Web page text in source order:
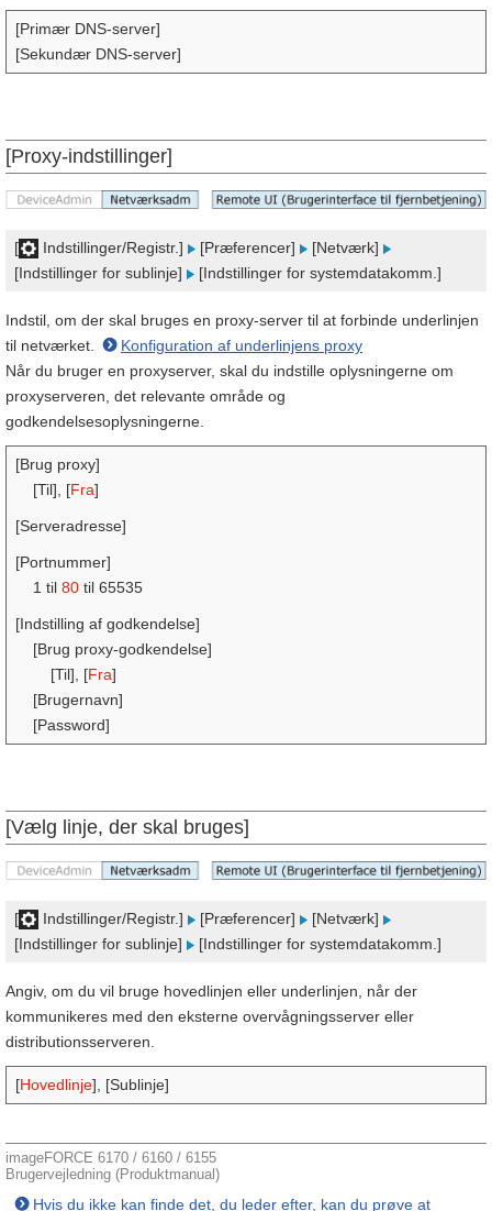
[Primær DNS-server]
[Sekundær DNS-server]
[Proxy-indstillinger]
[ Indstillinger/Registr.] [Præferencer]
[Netværk]
[Indstillinger for sublinje]
[Indstillinger for systemdatakomm.]
Indstil, om der skal bruges en proxy-server til at forbinde underlinjen
til netværket.
Konfiguration af underlinjens proxy
Når du bruger en proxyserver, skal du indstille oplysningerne om
proxyserveren, det relevante område og
godkendelsesoplysningerne.
[Brug proxy]
[Til], [Fra]
[Serveradresse]
[Portnummer]
1 til 80 til 65535
[Indstilling af godkendelse]
[Brug proxy-godkendelse]
[Til], [Fra]
[Brugernavn]
[Password]
[Vælg linje, der skal bruges]
[ Indstillinger/Registr.] [Præferencer]
[Netværk]
[Indstillinger for sublinje]
[Indstillinger for systemdatakomm.]
Angiv, om du vil bruge hovedlinjen eller underlinjen, når der
kommunikeres med den eksterne overvågningsserver eller
distributionsserveren.
[Hovedlinje], [Sublinje]
imageFORCE 6170 / 6160 / 6155
Brugervejledning (Produktmanual)
Hvis du ikke kan finde det, du leder efter, kan du prøve at